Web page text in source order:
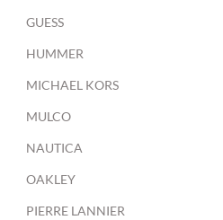
GUESS
HUMMER
MICHAEL KORS
MULCO
NAUTICA
OAKLEY
PIERRE LANNIER